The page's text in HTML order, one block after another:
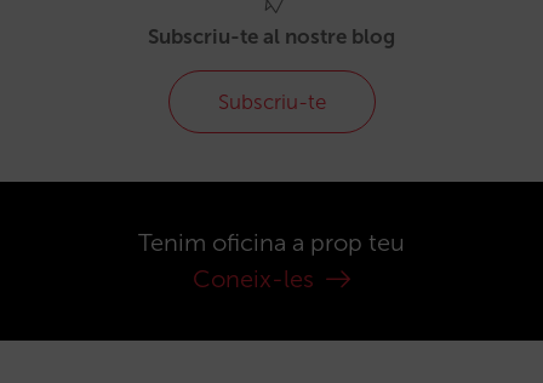
Subscriu-te al nostre blog
Subscriu-te
Tenim oficina a prop teu
Coneix-les